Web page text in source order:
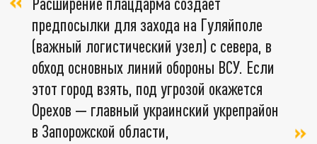
предпосылки для захода на Гуляйполе
(важный логистический узел) с севера, в
обход основных линий обороны ВСУ. Если
этот город взять, под угрозой окажется
Орехов — главный украинский укрепрайон
в Запорожской области,